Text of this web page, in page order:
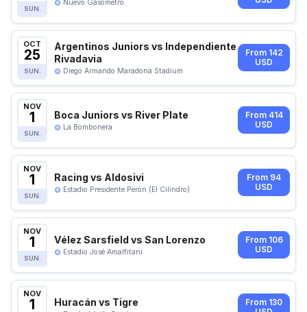
SUN.
Nuevo Gasómetro
OCT
25
SUN.
Argentinos Juniors vs Independiente
Rivadavia
Diego Armando Maradona Stadium
From 142
USD
NOV
1
SUN.
Boca Juniors vs River Plate
La Bombonera
From 414
USD
NOV
1
SUN.
Racing vs Aldosivi
Estadio Presidente Perón (El Cilindro)
From 94
USD
NOV
1
SUN.
Vélez Sarsfield vs San Lorenzo
Estadio José Amalfitani
From 106
USD
NOV
1 Huracán vs Tigre
From 130